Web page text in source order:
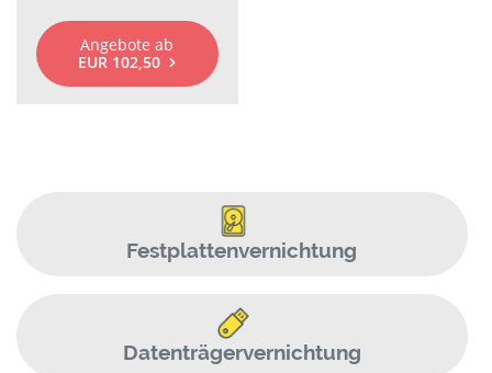
Angebote ab
EUR 102,50
Festplattenvernichtung
Datenträgervernichtung